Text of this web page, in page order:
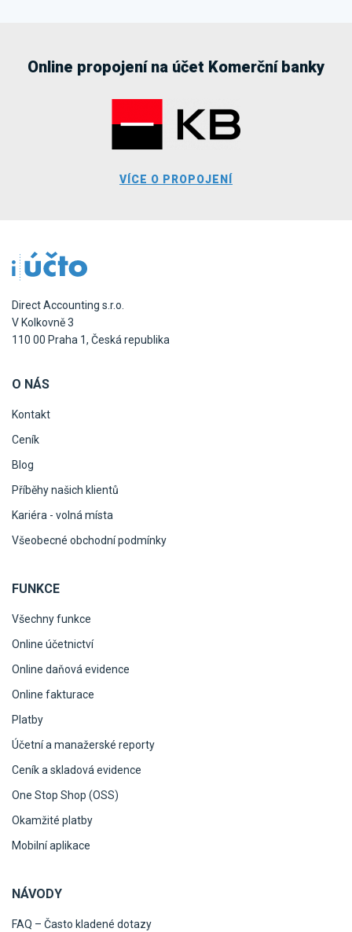
Online propojení na účet Komerční banky
VÍCE O PROPOJENÍ
Direct Accounting s.r.o.
V Kolkovně 3
110 00 Praha 1, Česká republika
O NÁS
Kontakt
Ceník
Blog
Příběhy našich klientů
Kariéra - volná místa
Všeobecné obchodní podmínky
FUNKCE
Všechny funkce
Online účetnictví
Online daňová evidence
Online fakturace
Platby
Účetní a manažerské reporty
Ceník a skladová evidence
One Stop Shop (OSS)
Okamžité platby
Mobilní aplikace
NÁVODY
FAQ – Často kladené dotazy